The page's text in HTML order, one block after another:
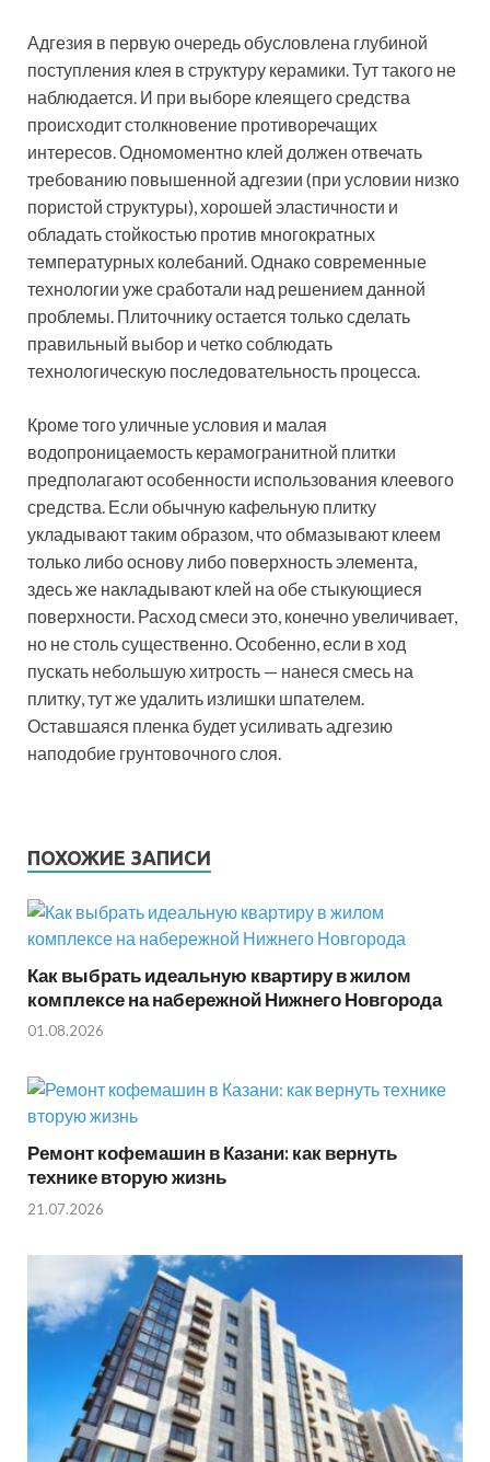
Адгезия в первую очередь обусловлена глубиной
поступления клея в структуру керамики. Тут такого не
наблюдается. И при выборе клеящего средства
происходит столкновение противоречащих
интересов. Одномоментно клей должен отвечать
требованию повышенной адгезии (при условии низко
пористой структуры), хорошей эластичности и
обладать стойкостью против многократных
температурных колебаний. Однако современные
технологии уже сработали над решением данной
проблемы. Плиточнику остается только сделать
правильный выбор и четко соблюдать
технологическую последовательность процесса.
Кроме того уличные условия и малая
водопроницаемость керамогранитной плитки
предполагают особенности использования клеевого
средства. Если обычную кафельную плитку
укладывают таким образом, что обмазывают клеем
только либо основу либо поверхность элемента,
здесь же накладывают клей на обе стыкующиеся
поверхности. Расход смеси это, конечно увеличивает,
но не столь существенно. Особенно, если в ход
пускать небольшую хитрость — нанеся смесь на
плитку, тут же удалить излишки шпателем.
Оставшаяся пленка будет усиливать адгезию
наподобие грунтовочного слоя.
ПОХОЖИЕ ЗАПИСИ
Как выбрать идеальную квартиру в жилом
комплексе на набережной Нижнего Новгорода
01.08.2026
Ремонт кофемашин в Казани: как вернуть
технике вторую жизнь
21.07.2026